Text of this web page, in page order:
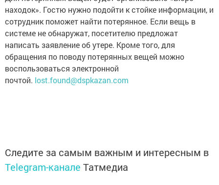
находок». Гостю нужно подойти к стойке информации, и
сотрудник поможет найти потерянное. Если вещь в
системе не обнаружат, посетителю предложат
написать заявление об утере. Кроме того, для
обращения по поводу потерянных вещей можно
воспользоваться электронной
почтой. lost.found@dspkazan.com
Следите за самым важным и интересным в
Telegram-канале Татмедиа